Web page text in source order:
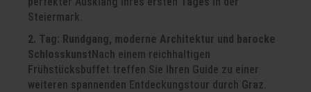
Steiermark.
2. Tag: Rundgang, moderne Architektur und barocke
SchlosskunstNach einem reichhaltigen
Frühstücksbuffet treffen Sie Ihren Guide zu einer
weiteren spannenden Entdeckungstour durch Graz.